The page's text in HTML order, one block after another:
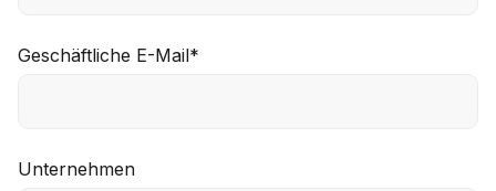
Geschäftliche E-Mail*
Unternehmen